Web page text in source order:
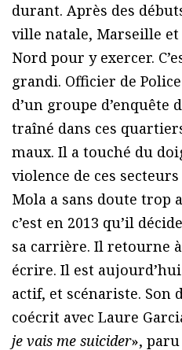
durant. Après des
ville natale, Marseille
Nord pour y exercer.
grandi. Officier de
d’un groupe d’enquête
traîné dans ces
maux. Il a touché du
violence de ces
Mola a sans doute trop
c’est en 2013 qu’il
sa carrière. Il retourne
écrire. Il est
actif, et scénariste. Son
coécrit avec Laure
je vais me suicider»,